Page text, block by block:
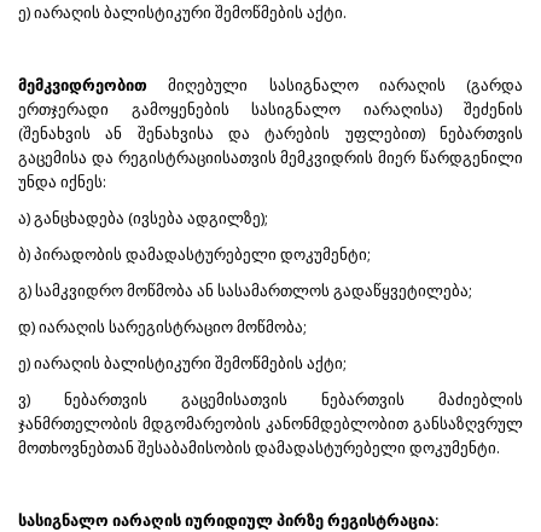
ე) იარაღის ბალისტიკური შემოწმების აქტი.
მემკვიდრეობით მიღებული სასიგნალო იარაღის (გარდა
ერთჯერადი გამოყენების სასიგნალო იარაღისა) შეძენის
(შენახვის ან შენახვისა და ტარების უფლებით) ნებართვის
გაცემისა და რეგისტრაციისათვის მემკვიდრის მიერ წარდგენილი
უნდა იქნეს:
ა) განცხადება (ივსება ადგილზე);
ბ) პირადობის დამადასტურებელი დოკუმენტი;
გ) სამკვიდრო მოწმობა ან სასამართლოს გადაწყვეტილება;
დ) იარაღის სარეგისტრაციო მოწმობა;
ე) იარაღის ბალისტიკური შემოწმების აქტი;
ვ) ნებართვის გაცემისათვის ნებართვის მაძიებლის
ჯანმრთელობის მდგომარეობის კანონმდებლობით განსაზღვრულ
მოთხოვნებთან შესაბამისობის დამადასტურებელი დოკუმენტი.
სასიგნალო იარაღის იურიდიულ პირზე რეგისტრაცია: